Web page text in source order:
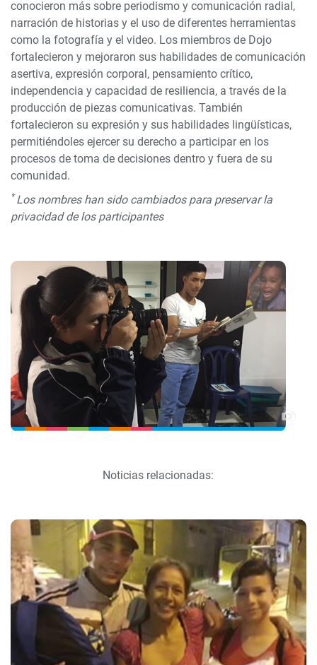
conocieron más sobre periodismo y comunicación radial,
narración de historias y el uso de diferentes herramientas
como la fotografía y el video. Los miembros de Dojo
fortalecieron y mejoraron sus habilidades de comunicación
asertiva, expresión corporal, pensamiento crítico,
independencia y capacidad de resiliencia, a través de la
producción de piezas comunicativas. También
fortalecieron su expresión y sus habilidades lingüísticas,
permitiéndoles ejercer su derecho a participar en los
procesos de toma de decisiones dentro y fuera de su
comunidad.
*Los nombres han sido cambiados para preservar la
privacidad de los participantes
Noticias relacionadas: